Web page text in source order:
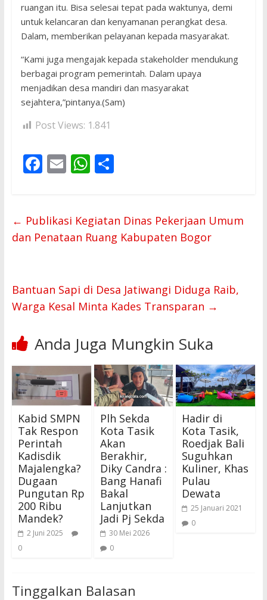
ruangan itu. Bisa selesai tepat pada waktunya, demi
untuk kelancaran dan kenyamanan perangkat desa.
Dalam, memberikan pelayanan kepada masyarakat.
“Kami juga mengajak kepada stakeholder mendukung
berbagai program pemerintah. Dalam upaya
menjadikan desa mandiri dan masyarakat
sejahtera,”pintanya.(Sam)
Post Views: 1.841
F
b
o
E
l
W
s
A
S
e
← Publikasi Kegiatan Dinas Pekerjaan Umum
dan Penataan Ruang Kabupaten Bogor
Bantuan Sapi di Desa Jatiwangi Diduga Raib,
Warga Kesal Minta Kades Transparan →
Anda Juga Mungkin Suka
Kabid SMPN
Tak Respon
Perintah
Kadisdik
Majalengka?
Dugaan
Pungutan Rp
200 Ribu
Mandek?
2 Juni 2025
0
Plh Sekda
Kota Tasik
Akan
Berakhir,
Diky Candra :
Bang Hanafi
Bakal
Lanjutkan
Jadi Pj Sekda
30 Mei 2026
0
Hadir di
Kota Tasik,
Roedjak Bali
Suguhkan
Kuliner, Khas
Pulau
Dewata
25 Januari 2021
0
Tinggalkan Balasan